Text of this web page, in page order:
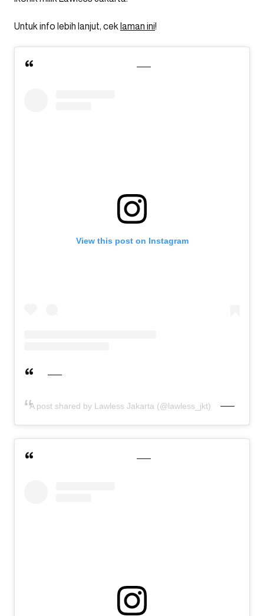
Untuk info lebih lanjut, cek laman ini!
View this post on Instagram
A post shared by Lawless Jakarta (@lawless_jkt)